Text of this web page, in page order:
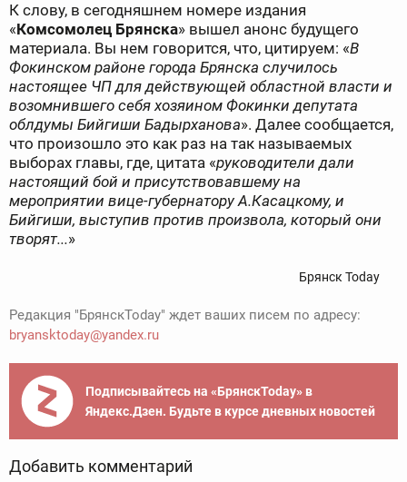
К слову, в сегодняшнем номере издания
«Комсомолец Брянска» вышел анонс будущего
материала. Вы нем говорится, что, цитируем: «В
Фокинском районе города Брянска случилось
настоящее ЧП для действующей областной власти и
возомнившего себя хозяином Фокинки депутата
облдумы Бийгиши Бадырханова». Далее сообщается,
что произошло это как раз на так называемых
выборах главы, где, цитата «руководители дали
настоящий бой и присутствовавшему на
мероприятии вице-губернатору А.Касацкому, и
Бийгиши, выступив против произвола, который они
творят...»
Брянск Today
Редакция "БрянскToday" ждет ваших писем по адресу:
bryansktoday@yandex.ru
Подписывайтесь на «БрянскToday» в
Яндекс.Дзен. Будьте в курсе дневных новостей
Добавить комментарий